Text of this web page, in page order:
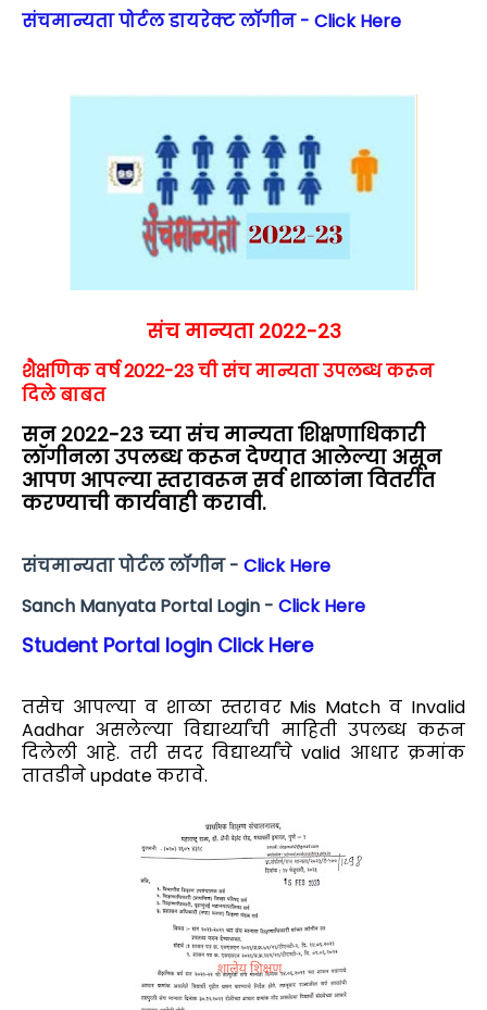
संचमान्यता पोर्टल डायरेक्ट लॉगीन - Click Here
संच मान्यता 2022-23
शैक्षणिक वर्ष 2022-23 ची संच मान्यता उपलब्ध करून
दिले बाबत
सन २०२2-२3 च्या संच मान्यता शिक्षणाधिकारी
लॉगीनला उपलब्ध करून देण्यात आलेल्या असून
आपण आपल्या स्तरावरून सर्व शाळांना वितरीत
करण्याची कार्यवाही करावी.
संचमान्यता पोर्टल लॉगीन - Click Here
Sanch Manyata Portal Login - Click Here
Student Portal login Click Here
तसेच आपल्या व शाळा स्तरावर Mis Match व Invalid
Aadhar असलेल्या विद्यार्थ्यांची माहिती उपलब्ध करून
दिलेली आहे. तरी सदर विद्यार्थ्यांचे valid आधार क्रमांक
तातडीने update करावे.